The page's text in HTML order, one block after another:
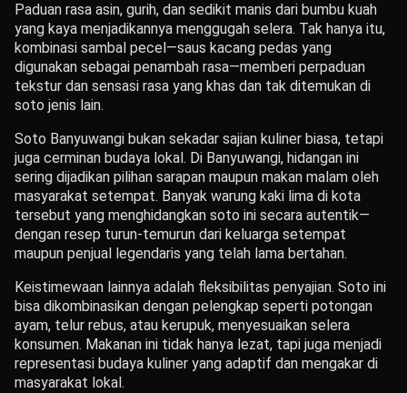
Paduan rasa asin, gurih, dan sedikit manis dari bumbu kuah
yang kaya menjadikannya menggugah selera. Tak hanya itu,
kombinasi sambal pecel—saus kacang pedas yang
digunakan sebagai penambah rasa—memberi perpaduan
tekstur dan sensasi rasa yang khas dan tak ditemukan di
soto jenis lain.
Soto Banyuwangi bukan sekadar sajian kuliner biasa, tetapi
juga cerminan budaya lokal. Di Banyuwangi, hidangan ini
sering dijadikan pilihan sarapan maupun makan malam oleh
masyarakat setempat. Banyak warung kaki lima di kota
tersebut yang menghidangkan soto ini secara autentik—
dengan resep turun-temurun dari keluarga setempat
maupun penjual legendaris yang telah lama bertahan.
Keistimewaan lainnya adalah fleksibilitas penyajian. Soto ini
bisa dikombinasikan dengan pelengkap seperti potongan
ayam, telur rebus, atau kerupuk, menyesuaikan selera
konsumen. Makanan ini tidak hanya lezat, tapi juga menjadi
representasi budaya kuliner yang adaptif dan mengakar di
masyarakat lokal.